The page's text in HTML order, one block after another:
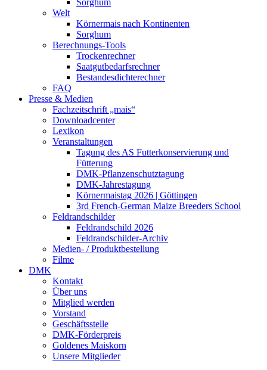
Welt
Körnermais nach Kontinenten
Sorghum
Berechnungs-Tools
Trockenrechner
Saatgutbedarfsrechner
Bestandesdichterechner
FAQ
Presse & Medien
Fachzeitschrift „mais“
Downloadcenter
Lexikon
Veranstaltungen
Tagung des AS Futterkonservierung und
Fütterung
DMK-Pflanzenschutztagung
DMK-Jahrestagung
Körnermaistag 2026 | Göttingen
3rd French-German Maize Breeders School
Feldrandschilder
Feldrandschild 2026
Feldrandschilder-Archiv
Medien- / Produktbestellung
Filme
DMK
Kontakt
Über uns
Mitglied werden
Vorstand
Geschäftsstelle
DMK-Förderpreis
Goldenes Maiskorn
Unsere Mitglieder